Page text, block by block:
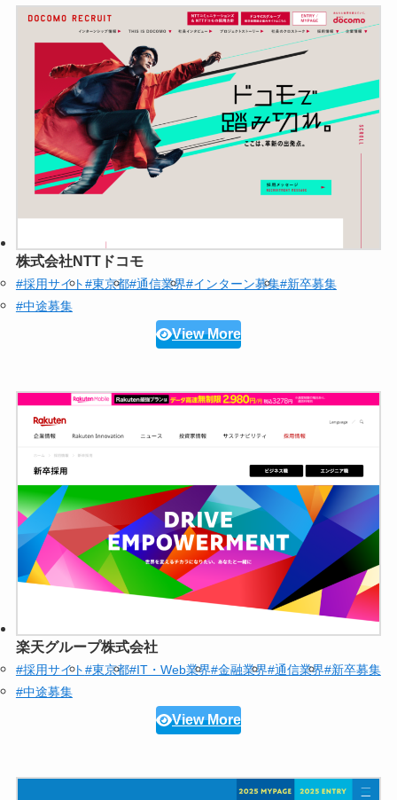
株式会社NTTドコモ
#採用サイト#東京都#通信業界#インターン募集#新卒募集
#中途募集
View More
楽天グループ株式会社
#採用サイト#東京都#IT・Web業界#金融業界#通信業界#新卒募集
#中途募集
View More